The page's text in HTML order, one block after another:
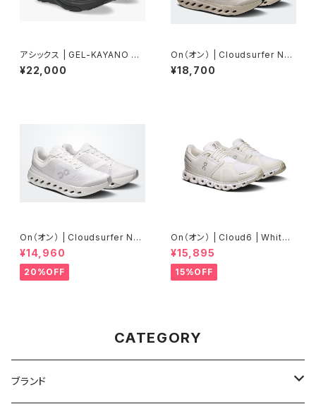
アシックス | GEL-KAYANO 33
EXTRAWIDE | BLACK/BLAC
K | Men
¥22,000
On（オン） | Cloudsurfer Nex
t | Ivory/Silver | Men
¥18,700
On（オン） | Cloudsurfer Nex
t | White/White | Men
¥14,960
20%OFF
On（オン） | Cloud6 | White/
White | Men
¥15,895
15%OFF
CATEGORY
ブランド